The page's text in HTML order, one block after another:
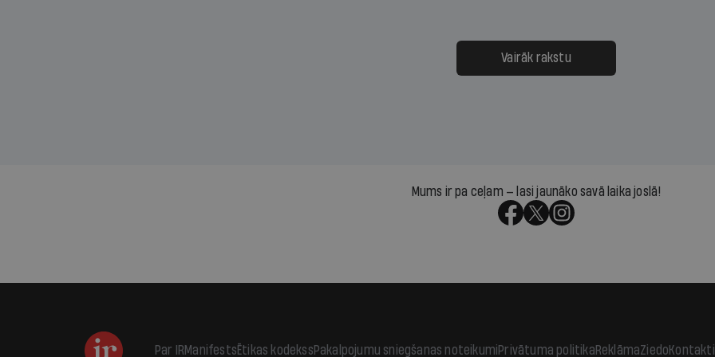
samaksāt augstos procentus,
kas jāpārskaita jau trīs dienas
pirms nākamās sapulces
uzcītīga darba, mammas
atbalsts un drosme
meteovērojumus arī tad,
Vairāk rakstu
Mums ir pa ceļam — lasi jaunāko savā laika joslā!
Par IRManifestsĒtikas kodekssPakalpojumu sniegšanas noteikumiPrivātuma politikaReklāmaZiedoKontakti